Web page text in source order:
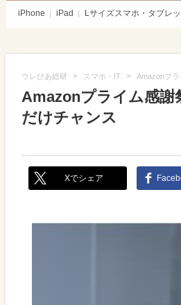
iPhone iPad Lサイズスマホ・タブレッ
ウレぴあ総研 > スマホ・IT > Amazonプ
Amazonプライム感謝
だけチャンス
Xでシェア